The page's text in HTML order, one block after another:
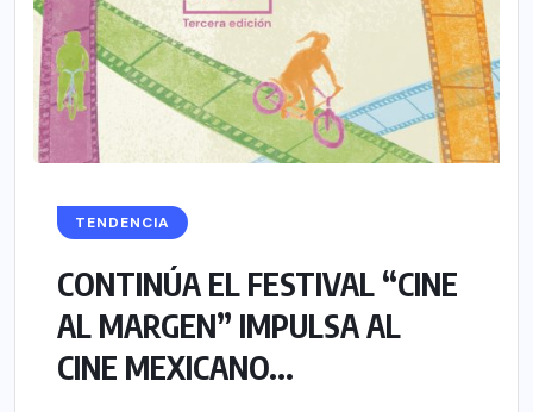
TENDENCIA
CONTINÚA EL FESTIVAL “CINE
AL MARGEN” IMPULSA AL
CINE MEXICANO...